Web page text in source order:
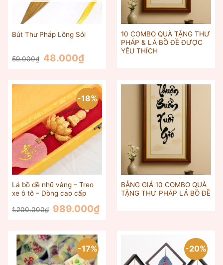
Bút Thư Pháp Lông Sói
59.000₫
Giá
gốc
48.000₫Giá
hiện
10 COMBO QUÀ TẶNG THƯ
PHÁP & LÁ BỒ ĐỀ ĐƯỢC
YÊU THÍCH
-18%
Lá bồ đề nhũ vàng – Treo
xe ô tô – Dòng cao cấp
1.200.000₫ Giá
gốc
989.000₫Giá
hiện
BẢNG GIÁ 10 COMBO QUÀ
TẶNG THƯ PHÁP LÁ BỒ ĐỀ
-17% -20%